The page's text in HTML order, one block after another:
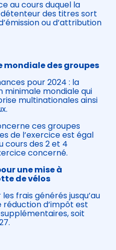
au cours duquel la
des titres sort
ou d’attribution
des groupes
pour 2024 : la
minimale mondiale qui
multinationales ainsi
ces groupes
de l’exercice est égal
cours des 2 et 4
concerné.
une mise à
de vélos
frais générés jusqu’au
d’impôt est
soit